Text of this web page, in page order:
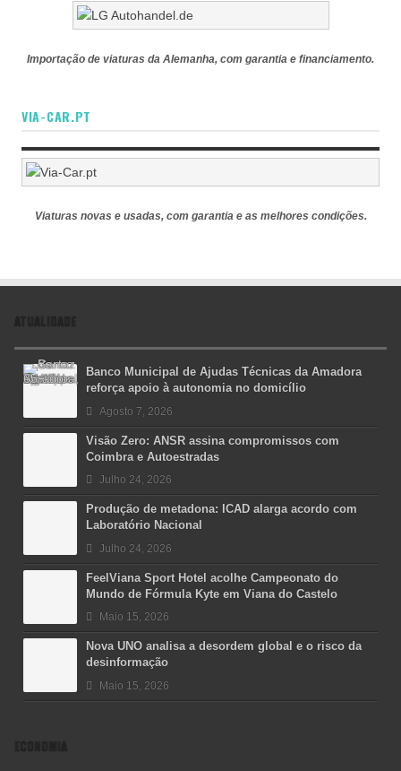
Importação de viaturas da Alemanha, com garantia e financiamento.
VIA-CAR.PT
Viaturas novas e usadas, com garantia e as melhores condições.
ATUALIDADE
Banco Municipal de Ajudas Técnicas da Amadora
reforça apoio à autonomia no domicílio
Agosto 7, 2026
Visão Zero: ANSR assina compromissos com
Coimbra e Autoestradas
Julho 24, 2026
Produção de metadona: ICAD alarga acordo com
Laboratório Nacional
Julho 24, 2026
FeelViana Sport Hotel acolhe Campeonato do
Mundo de Fórmula Kyte em Viana do Castelo
Maio 15, 2026
Nova UNO analisa a desordem global e o risco da
desinformação
Maio 15, 2026
ECONOMIA